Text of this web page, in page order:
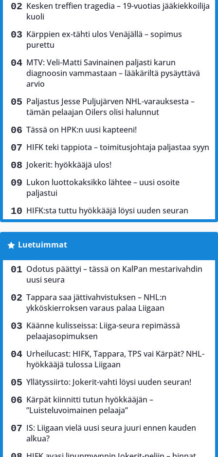
Kesken treffien tragedia – 19-vuotias jääkiekkoilija
kuoli
Kärppien ex-tähti ulos Venäjällä – sopimus
purettu
MTV: Veli-Matti Savinainen paljasti karun
diagnoosin vammastaan – lääkäriltä pysäyttävä
arvio
Paljastus Jesse Puljujärven NHL-varauksesta –
tämän pelaajan Oilers olisi halunnut
Tässä on HPK:n uusi kapteeni!
HIFK teki tappiota – toimitusjohtaja paljastaa syyn
Jokerit: hyökkääjä ulos!
Lukon luottokaksikko lähtee – uusi osoite
paljastui
HIFK:sta tuttu hyökkääjä löysi uuden seuran
Luetuimmat
Odotus päättyi – tässä on KalPan mestarivahdin
uusi seura
Tappara saa jättivahvistuksen – NHL:n
ykköskierroksen varaus palaa Liigaan
Käänne kulisseissa: Liiga-seura repimässä
pelaajasopimuksen
Urheilucast: HIFK, Tappara, TPS vai Kärpät? NHL-
hyökkääjä tulossa Liigaan
Yllätyssiirto: Jokerit-vahti löysi uuden seuran!
Kärpät kiinnitti tutun hyökkääjän –
”Luisteluvoimainen pelaaja”
IS: Liigaan vielä uusi seura juuri ennen kauden
alkua?